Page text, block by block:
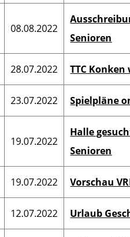
08.08.2022
Senioren
28.07.2022 TTC
23.07.2022 Spielpläne
19.07.2022
Halle
Senioren
19.07.2022 Vorschau
12.07.2022 Urlaub